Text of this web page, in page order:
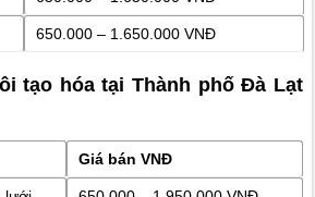
650.000 – 1.650.000 VNĐ
tạo hóa tại Thành phố Đà Lạt
Giá bán VNĐ